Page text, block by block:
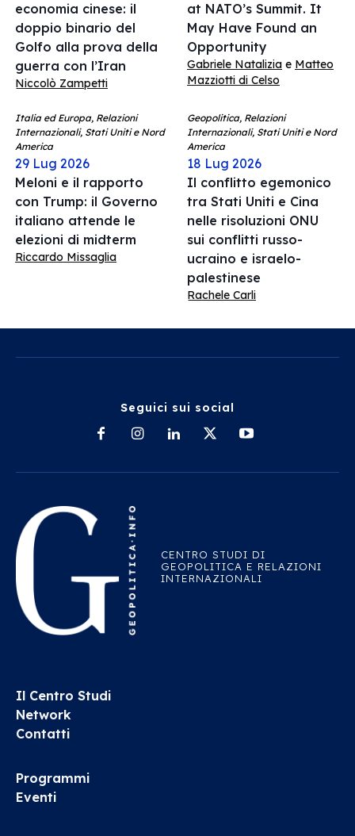
economia cinese: il
doppio binario del
Golfo alla prova della
guerra con l’Iran
Niccolò Zampetti
at NATO’s Summit. It
May Have Found an
Opportunity
Gabriele Natalizia e Matteo
Mazziotti di Celso
Italia ed Europa, Relazioni
Internazionali, Stati Uniti e Nord
America
29 Lug 2026
Meloni e il rapporto
con Trump: il Governo
italiano attende le
elezioni di midterm
Riccardo Missaglia
Geopolitica, Relazioni
Internazionali, Stati Uniti e Nord
America
18 Lug 2026
Il conflitto egemonico
tra Stati Uniti e Cina
nelle risoluzioni ONU
sui conflitti russo-
ucraino e israelo-
palestinese
Rachele Carli
Seguici sui social
CENTRO STUDI DI
GEOPOLITICA E RELAZIONI
INTERNAZIONALI
Il Centro Studi
Network
Contatti
Programmi
Eventi